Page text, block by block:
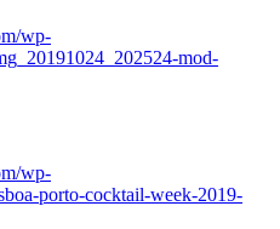
wp-
mod-
wp-
porto-cocktail-week-2019-